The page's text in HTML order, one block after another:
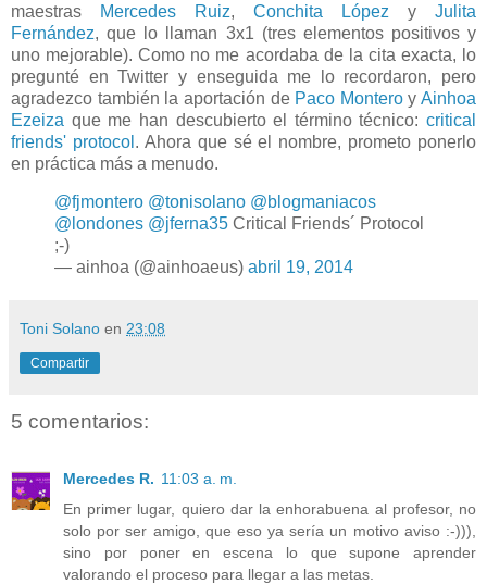
maestras
Mercedes Ruiz, Conchita López y Julita
Fernández, que lo llaman 3x1 (tres elementos positivos y
uno mejorable). Como no me acordaba de la cita exacta, lo
pregunté en Twitter y enseguida me lo recordaron, pero
agradezco también la aportación de Paco Monteroy Ainhoa
Ezeiza que me han descubierto el término técnico: critical
friends' protocol . Ahora que sé el nombre, prometo ponerlo
en práctica más a menudo.
@fjmontero @tonisolano @blogmaniacos
@londones @jferna35 Critical Friends´ Protocol
;-)
— ainhoa (@ainhoaeus) abril 19, 2014
Toni Solano en 23:08
Compartir
5 comentarios:
Mercedes R. 11:03 a. m.
En primer lugar, quiero dar la enhorabuena al profesor, no
solo por ser amigo, que eso ya sería un motivo aviso :-))),
sino por poner en escena lo que supone aprender
valorando el proceso para llegar a las metas.